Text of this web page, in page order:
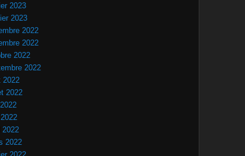
2023
2023
2022
2022
2022
2022
2022
2022
2022
2022